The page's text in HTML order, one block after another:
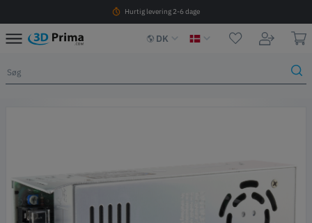
Hurtig levering 2-6 dage
DK